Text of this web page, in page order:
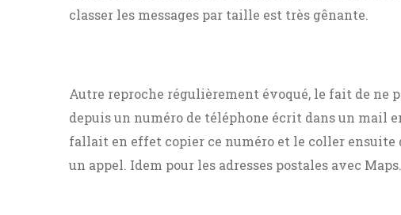
classer les messages par taille est très gênante.
Autre reproche régulièrement évoqué, le fait de ne
depuis un numéro de téléphone écrit dans un mail
fallait en effet copier ce numéro et le coller ensuite
un appel. Idem pour les adresses postales avec Maps.